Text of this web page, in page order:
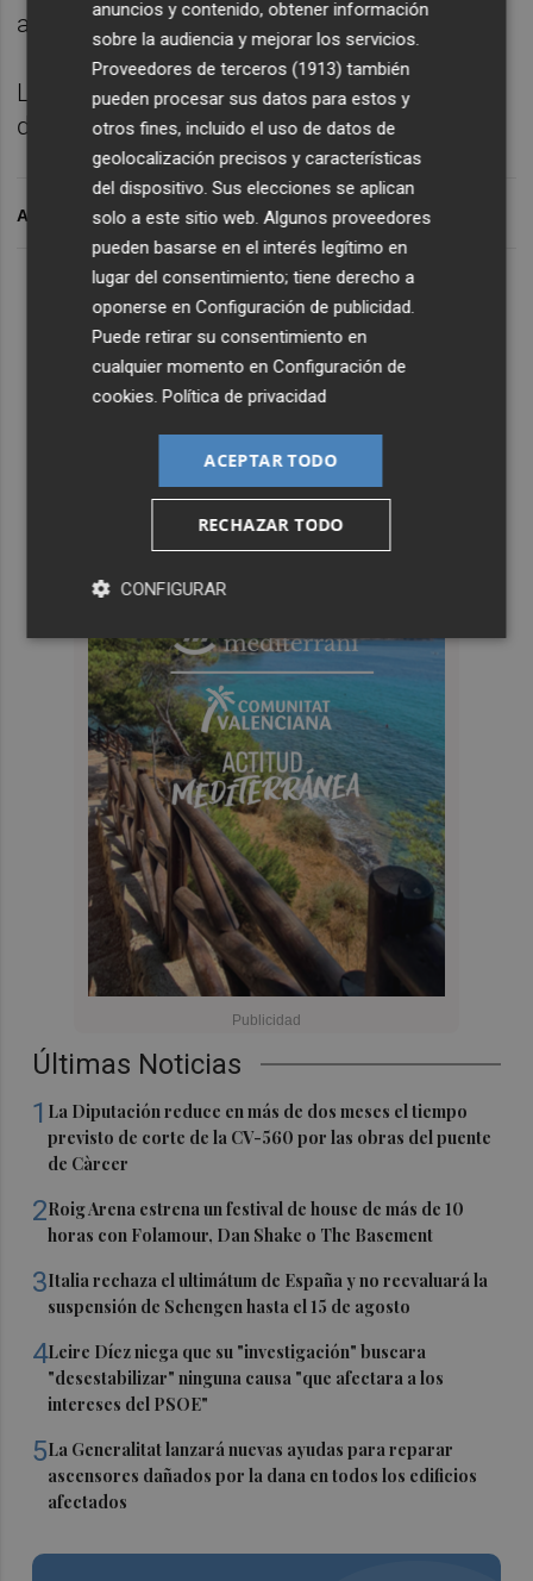
Últimas Noticias
1 La Diputación reduce en más de dos meses el tiempo
previsto de corte de la CV-560 por las obras del puente
de Càrcer
2Roig Arena estrena un festival de house de más de 10
horas con Folamour, Dan Shake o The Basement
3Italia rechaza el ultimátum de España y no reevaluará la
suspensión de Schengen hasta el 15 de agosto
4Leire Díez niega que su "investigación" buscara
"desestabilizar" ninguna causa "que afectara a los
intereses del PSOE"
5La Generalitat lanzará nuevas ayudas para reparar
ascensores dañados por la dana en todos los edificios
afectados
agregado que está "deseoso" de ello.
La sesión ha acabado con gritos de 'Crespo
dimisión' y 'Crespo a Picassent'.
ARCHIVADO EN
anuncios y contenido, obtener información
sobre la audiencia y mejorar los servicios.
Proveedores de terceros (1913) también
pueden procesar sus datos para estos y
otros fines, incluido el uso de datos de
geolocalización precisos y características
del dispositivo. Sus elecciones se aplican
solo a este sitio web. Algunos proveedores
pueden basarse en el interés legítimo en
lugar del consentimiento; tiene derecho a
oponerse enConfiguración de publicidad.
Puede retirar su consentimiento en
cualquier momento enConfiguración de
cookies.Política de privacidad
ACEPTAR TODO
RECHAZAR TODO
CONFIGURAR